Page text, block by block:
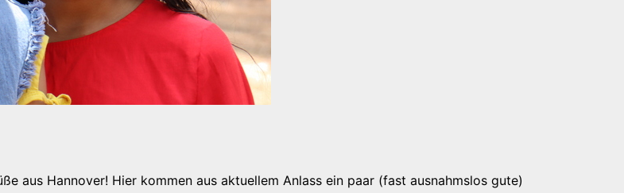
aus Hannover! Hier kommen aus aktuellem Anlass ein paar (fast ausnahmslos gute)